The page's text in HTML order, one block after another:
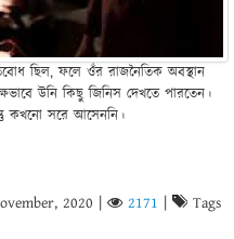
ছিল, ফলে ওঁর রাজনৈতিক অবস্থান
উনি কিছু জিনিস দেখতে পারতেন।
কখনো সরে আসেননি।
2020 2171
Tags